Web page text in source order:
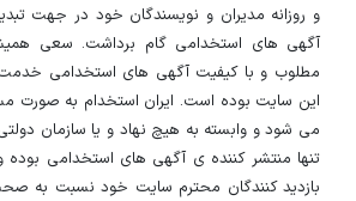
و روزانه مدیران و نویسندگان خود در جهت
آگهی های استخدامی گام برداشت. سعی
مطلوب و با کیفیت آگهی های استخدامی خدمت
این سایت بوده است. ایران استخدام به صورت
می شود و وابسته به هیچ نهاد و یا سازمان
تنها منتشر کننده ی آگهی های استخدامی بوده و
بازدید کنندگان محترم سایت خود نسبت به